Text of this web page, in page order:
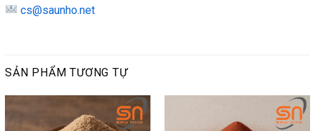
cs@saunho.net
SẢN PHẨM TƯƠNG TỰ